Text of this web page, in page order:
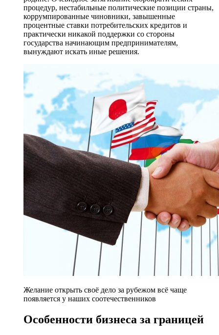
процедур, нестабильные политические позиции страны,
коррумпированные чиновники, завышенные
процентные ставки потребительских кредитов и
практически никакой поддержки со стороны
государства начинающим предпринимателям,
вынуждают искать иные решения.
Желание открыть своё дело за рубежом всё чаще
появляется у наших соотечественников
Особенности бизнеса за границей